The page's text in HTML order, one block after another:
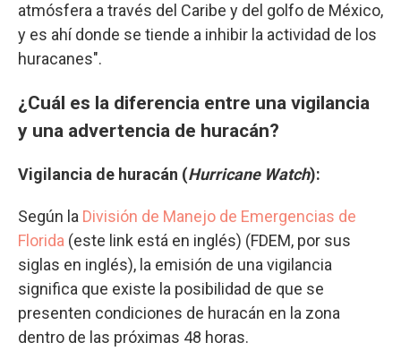
atmósfera a través del Caribe y del golfo de México,
y es ahí donde se tiende a inhibir la actividad de los
huracanes".
¿Cuál es la diferencia entre una vigilancia
y una advertencia de huracán?
Vigilancia de huracán (Hurricane Watch):
Según la División de Manejo de Emergencias de
Florida (este link está en inglés) (FDEM, por sus
siglas en inglés), la emisión de una vigilancia
significa que existe la posibilidad de que se
presenten condiciones de huracán en la zona
dentro de las próximas 48 horas.